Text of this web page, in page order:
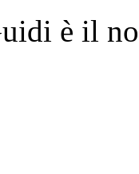
è il